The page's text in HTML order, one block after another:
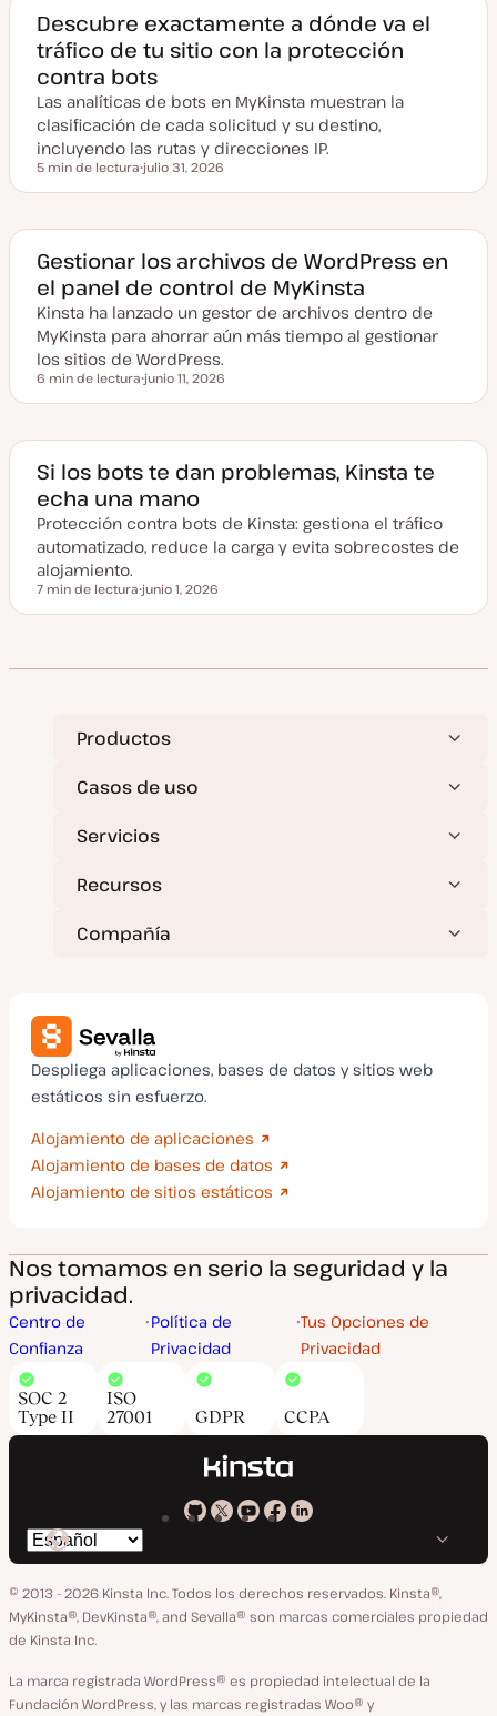
Descubre exactamente a dónde va el
tráfico de tu sitio con la protección
contra bots
Las analíticas de bots en MyKinsta muestran la
clasificación de cada solicitud y su destino,
incluyendo las rutas y direcciones IP.
Tiempo de lectura
5 min de lectura
e
h
a
c
t
u
a
i
z
a
d
julio 31, 2026
Gestionar los archivos de WordPress en
el panel de control de MyKinsta
Kinsta ha lanzado un gestor de archivos dentro de
MyKinsta para ahorrar aún más tiempo al gestionar
los sitios de WordPress.
Tiempo de lectura
6 min de lectura
e
h
a
c
t
u
a
i
a
d
junio 11, 2026
Si los bots te dan problemas, Kinsta te
echa una mano
Protección contra bots de Kinsta: gestiona el tráfico
automatizado, reduce la carga y evita sobrecostes de
alojamiento.
Tiempo de lectura
7 min de lectura
e
a
l
a
junio 1, 2026
Productos
Casos de uso
Servicios
Recursos
Compañía
Despliega aplicaciones, bases de datos y sitios web
estáticos sin esfuerzo.
Alojamiento de aplicaciones
Alojamiento de bases de datos
Alojamiento de sitios estáticos
Nos tomamos en serio la seguridad y la
privacidad.
Centro de
Confianza
Política de
Privacidad
Tus Opciones de
Privacidad
SOC 2
Type II
ISO
27001
GDPR CCPA
Kinsta
GitHub
Kinsta
X
Kinsta
YouTube
Kinsta
Facebook
Kinsta
LinkedIn
Cambiar
idioma
© 2013 - 2026 Kinsta Inc. Todos los derechos reservados. Kinsta®,
MyKinsta®, DevKinsta®, and Sevalla® son marcas comerciales propiedad
de Kinsta Inc.
La marca registrada WordPress® es propiedad intelectual de la
Fundación WordPress, y las marcas registradas Woo® y